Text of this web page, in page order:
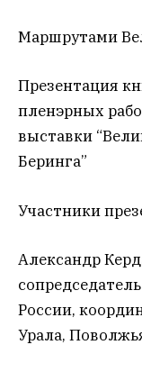
Маршрутами
Презентация
пленэрных
выставки
Беринга”
Участники
Александр
России,
Урала,